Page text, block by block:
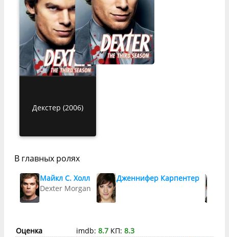
Декстер (2006)
В главных ролях
Майкл С. Холл
Dexter Morgan
Дженнифер Карпентер
Оценка imdb: 8.7 КП: 8.3